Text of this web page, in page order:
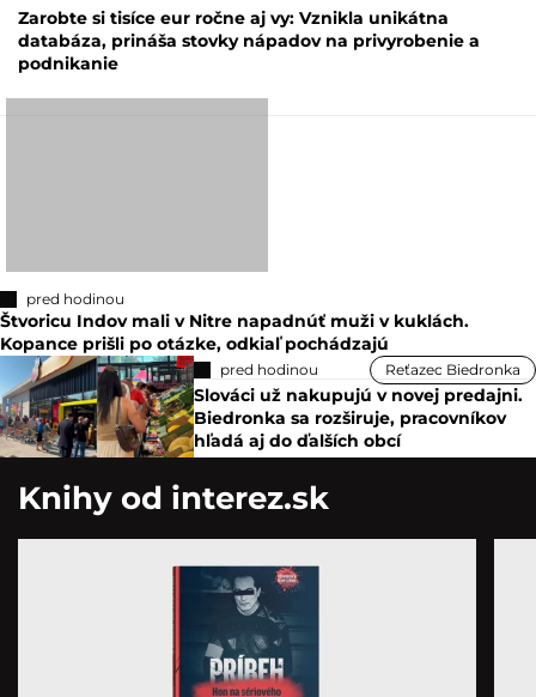
Zarobte si tisíce eur ročne aj vy: Vznikla unikátna
databáza, prináša stovky nápadov na privyrobenie a
podnikanie
pred hodinou
Štvoricu Indov mali v Nitre napadnúť muži v kuklách.
Kopance prišli po otázke, odkiaľ pochádzajú
pred hodinou Reťazec Biedronka
Slováci už nakupujú v novej predajni.
Biedronka sa rozširuje, pracovníkov
hľadá aj do ďalších obcí
Knihy od interez.sk